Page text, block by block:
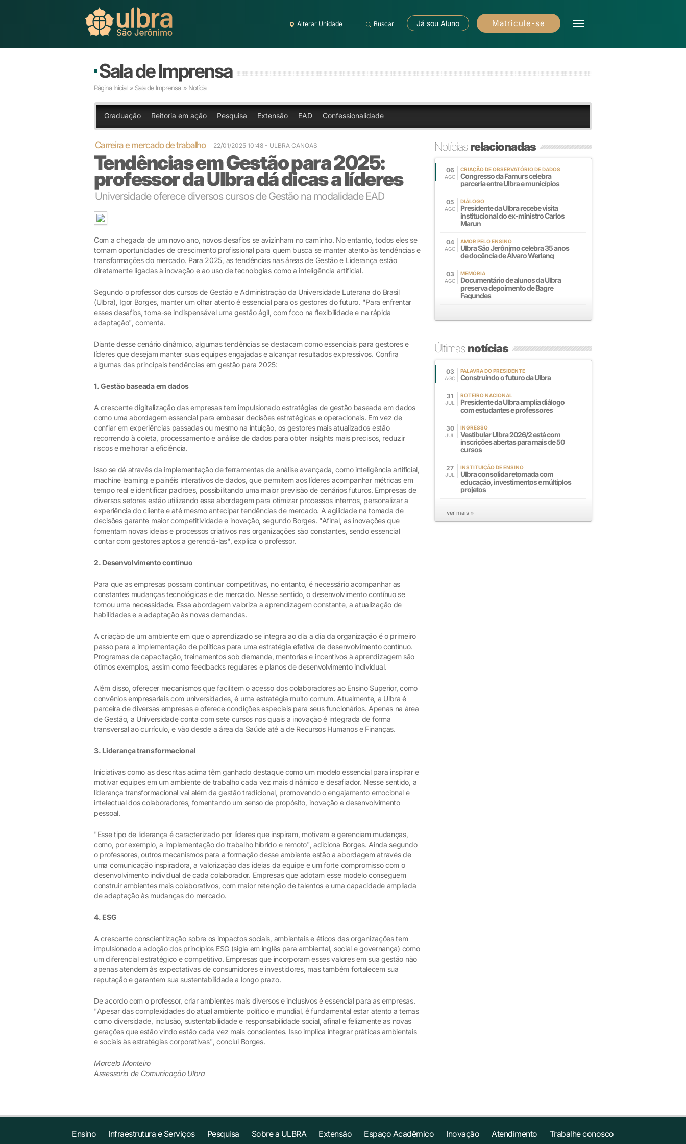
Alterar Unidade Buscar Já sou Aluno Matricule-se
Sala de Imprensa
Página Inicial » Sala de Imprensa » Notícia
Graduação Reitoria em ação Pesquisa Extensão EAD Confessionalidade
Carreira e mercado de trabalho 22/01/2025 10:48 - ULBRA CANOAS
Tendências em Gestão para 2025:
professor da Ulbra dá dicas a líderes
Universidade oferece diversos cursos de Gestão na modalidade EAD
Com a chegada de um novo ano, novos desafios se avizinham no caminho. No entanto, todos eles se
tornam oportunidades de crescimento profissional para quem busca se manter atento às tendências e
transformações do mercado. Para 2025, as tendências nas áreas de Gestão e Liderança estão
diretamente ligadas à inovação e ao uso de tecnologias como a inteligência artificial.
Segundo o professor dos cursos de Gestão e Administração da Universidade Luterana do Brasil
(Ulbra), Igor Borges, manter um olhar atento é essencial para os gestores do futuro. "Para enfrentar
esses desafios, torna-se indispensável uma gestão ágil, com foco na flexibilidade e na rápida
adaptação", comenta.
Diante desse cenário dinâmico, algumas tendências se destacam como essenciais para gestores e
líderes que desejam manter suas equipes engajadas e alcançar resultados expressivos. Confira
algumas das principais tendências em gestão para 2025:
1. Gestão baseada em dados
A crescente digitalização das empresas tem impulsionado estratégias de gestão baseada em dados
como uma abordagem essencial para embasar decisões estratégicas e operacionais. Em vez de
confiar em experiências passadas ou mesmo na intuição, os gestores mais atualizados estão
recorrendo à coleta, processamento e análise de dados para obter insights mais precisos, reduzir
riscos e melhorar a eficiência.
Isso se dá através da implementação de ferramentas de análise avançada, como inteligência artificial,
machine learning e painéis interativos de dados, que permitem aos líderes acompanhar métricas em
tempo real e identificar padrões, possibilitando uma maior previsão de cenários futuros. Empresas de
diversos setores estão utilizando essa abordagem para otimizar processos internos, personalizar a
experiência do cliente e até mesmo antecipar tendências de mercado. A agilidade na tomada de
decisões garante maior competitividade e inovação, segundo Borges. "Afinal, as inovações que
fomentam novas ideias e processos criativos nas organizações são constantes, sendo essencial
contar com gestores aptos a gerenciá-las", explica o professor.
2. Desenvolvimento contínuo
Para que as empresas possam continuar competitivas, no entanto, é necessário acompanhar as
constantes mudanças tecnológicas e de mercado. Nesse sentido, o desenvolvimento contínuo se
tornou uma necessidade. Essa abordagem valoriza a aprendizagem constante, a atualização de
habilidades e a adaptação às novas demandas.
A criação de um ambiente em que o aprendizado se integra ao dia a dia da organização é o primeiro
passo para a implementação de políticas para uma estratégia efetiva de desenvolvimento contínuo.
Programas de capacitação, treinamentos sob demanda, mentorias e incentivos à aprendizagem são
ótimos exemplos, assim como feedbacks regulares e planos de desenvolvimento individual.
Além disso, oferecer mecanismos que facilitem o acesso dos colaboradores ao Ensino Superior, como
convênios empresariais com universidades, é uma estratégia muito comum. Atualmente, a Ulbra é
parceira de diversas empresas e oferece condições especiais para seus funcionários. Apenas na área
de Gestão, a Universidade conta com sete cursos nos quais a inovação é integrada de forma
transversal ao currículo, e vão desde a área da Saúde até a de Recursos Humanos e Finanças.
3. Liderança transformacional
Iniciativas como as descritas acima têm ganhado destaque como um modelo essencial para inspirar e
motivar equipes em um ambiente de trabalho cada vez mais dinâmico e desafiador. Nesse sentido, a
liderança transformacional vai além da gestão tradicional, promovendo o engajamento emocional e
intelectual dos colaboradores, fomentando um senso de propósito, inovação e desenvolvimento
pessoal.
"Esse tipo de liderança é caracterizado por líderes que inspiram, motivam e gerenciam mudanças,
como, por exemplo, a implementação do trabalho híbrido e remoto", adiciona Borges. Ainda segundo
o professores, outros mecanismos para a formação desse ambiente estão a abordagem através de
uma comunicação inspiradora, a valorização das ideias da equipe e um forte compromisso com o
desenvolvimento individual de cada colaborador. Empresas que adotam esse modelo conseguem
construir ambientes mais colaborativos, com maior retenção de talentos e uma capacidade ampliada
de adaptação às mudanças do mercado.
4. ESG
A crescente conscientização sobre os impactos sociais, ambientais e éticos das organizações tem
impulsionado a adoção dos princípios ESG (sigla em inglês para ambiental, social e governança) como
um diferencial estratégico e competitivo. Empresas que incorporam esses valores em sua gestão não
apenas atendem às expectativas de consumidores e investidores, mas também fortalecem sua
reputação e garantem sua sustentabilidade a longo prazo.
De acordo com o professor, criar ambientes mais diversos e inclusivos é essencial para as empresas.
"Apesar das complexidades do atual ambiente político e mundial, é fundamental estar atento a temas
como diversidade, inclusão, sustentabilidade e responsabilidade social, afinal e felizmente as novas
gerações que estão vindo estão cada vez mais conscientes. Isso implica integrar práticas ambientais
e sociais às estratégias corporativas", conclui Borges.
Marcelo Monteiro
Assessoria de Comunicação Ulbra
Notíciasrelacionadas
06
AGO
CRIAÇÃO DE OBSERVATÓRIO DE DADOS
Congresso da Famurs celebra
parceria entre Ulbra e municípios
05
AGO
DIÁLOGO
Presidente da Ulbra recebe visita
institucional do ex-ministro Carlos
Marun
04
AGO
AMOR PELO ENSINO
Ulbra São Jerônimo celebra 35 anos
de docência de Álvaro Werlang
03
AGO
MEMÓRIA
Documentário de alunos da Ulbra
preserva depoimento de Bagre
Fagundes
Últimasnotícias
03
AGO
PALAVRA DO PRESIDENTE
Construindo o futuro da Ulbra
31
JUL
ROTEIRO NACIONAL
Presidente da Ulbra amplia diálogo
com estudantes e professores
30
JUL
INGRESSO
Vestibular Ulbra 2026/2 está com
inscrições abertas para mais de 50
cursos
27
JUL
INSTITUIÇÃO DE ENSINO
Ulbra consolida retomada com
educação, investimentos e múltiplos
projetos
ver mais »
Ensino Infraestrutura e Serviços Pesquisa Sobre a ULBRA Extensão Espaço Acadêmico Inovação Atendimento Trabalhe conosco